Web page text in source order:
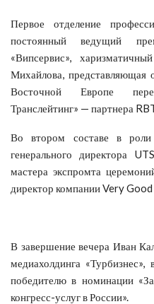
Первое отделение
постоянный ведущий
«Випсервис»,
Михайлова,
Восточной Европе
Транслейтинг» — партнера
Во втором составе в
генерального директора
мастера экспромта
директор компании Very
В завершение вечера Иван
медиахолдинга
победителю в номинации
конгресс-услуг в России».